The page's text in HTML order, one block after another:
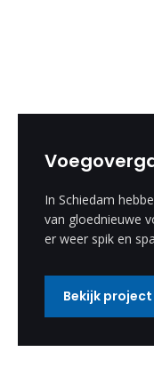
In Schiedam
van gloednieuwe
er weer spik en
Bekijk project